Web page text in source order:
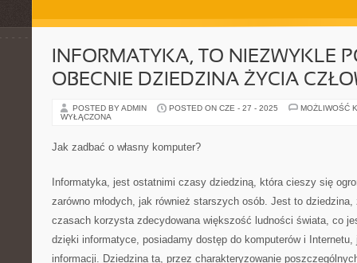
INFORMATYKA, TO NIEZWYKLE
OBECNIE DZIEDZINA ŻYCIA
POSTED BY ADMIN POSTED ON CZE - 27 - 2025
MOŻLIWOŚĆ
WYŁĄCZONA
Jak zadbać o własny komputer?
Informatyka, jest ostatnimi czasy dziedziną, która cieszy się
zarówno młodych, jak również starszych osób. Jest to
czasach korzysta zdecydowana większość ludności świata, co
dzięki informatyce, posiadamy dostęp do komputerów i Internetu,
informacji. Dziedzina ta, przez charakteryzowanie